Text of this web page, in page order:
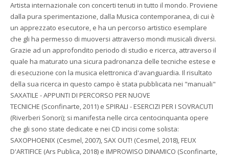
Artista internazionale con concerti tenuti in tutto il mondo. Proviene
dalla pura sperimentazione, dalla Musica contemporanea, di cui è
un apprezzato esecutore, e ha un percorso artistico esemplare
che gli ha permesso di muoversi attraverso mondi musicali diversi.
Grazie ad un approfondito periodo di studio e ricerca, attraverso il
quale ha maturato una sicura padronanza delle tecniche estese e
di esecuzione con la musica elettronica d'avanguardia. Il risultato
della sua ricerca in questo campo è stata pubblicata nei "manuali"
SAXATILE - APPUNTI DI PERCORSO PER NUOVE
TECNICHE (Sconfinarte, 2011) e SPIRALI - ESERCIZI PER I SOVRACUTI
(Riverberi Sonori); si manifesta nelle circa centocinquanta opere
che gli sono state dedicate e nei CD incisi come solista:
SAXOPHOENIX (Cesmel, 2007), SAX OUT! (Cesmel, 2018), FEUX
D'ARTIFICE (Ars Publica, 2018) e IMPROWISO DINAMICO (Sconfinarte,